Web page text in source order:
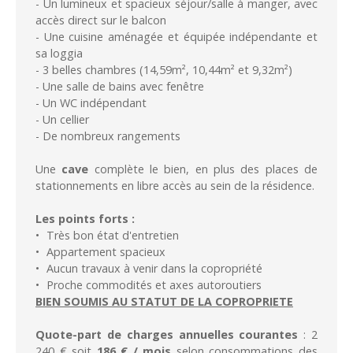
- Un lumineux et spacieux séjour/salle à manger, avec
accès direct sur le balcon
- Une cuisine aménagée et équipée indépendante et
sa loggia
- 3 belles chambres (14,59m², 10,44m² et 9,32m²)
- Une salle de bains avec fenêtre
- Un WC indépendant
- Un cellier
- De nombreux rangements
Une cave complète le bien, en plus des places de
stationnements en libre accès au sein de la résidence.
Les points forts :
Très bon état d'entretien
Appartement spacieux
Aucun travaux à venir dans la copropriété
Proche commodités et axes autoroutiers
BIEN SOUMIS AU STATUT DE LA COPROPRIETE
Quote-part de charges annuelles courantes : 2